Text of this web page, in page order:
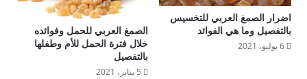
اضرار الصمغ العربي للتخسيس
بالتفصيل وما هي الفوائد
6 يوليو، 2021
الصمغ العربي للحمل وفوائده
خلال فترة الحمل للأم وطفلها
بالتفصيل
5 يناير، 2021